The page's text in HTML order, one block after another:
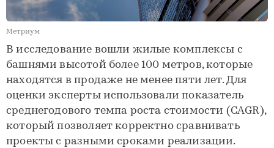
Метриум
В исследование вошли жилые комплексы с
башнями высотой более 100 метров, которые
находятся в продаже не менее пяти лет. Для
оценки эксперты использовали показатель
среднегодового темпа роста стоимости (CAGR),
который позволяет корректно сравнивать
проекты с разными сроками реализации.